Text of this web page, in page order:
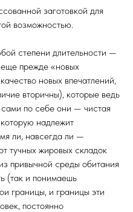
заготовкой для
возможностью.
степени длительности —
прежде «новых
новых впечатлений,
вторичны), которые ведь
по себе они — чистая
надлежит
ли, навсегда ли —
тучных жировых складок
привычной среды обитания
(так и понимаешь
границы, и границы эти
постоянно